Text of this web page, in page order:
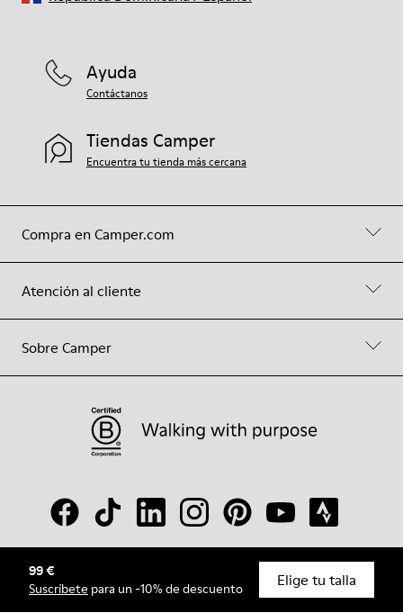
99 €
Suscríbete para un -10% de descuento Elige tu talla
Compra en Camper.com
Atención al cliente
Sobre Camper
Ayuda
Contáctanos
Tiendas Camper
Encuentra tu tienda más cercana
© Camper, 2026